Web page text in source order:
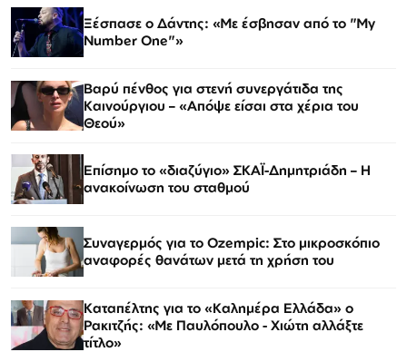
Ξέσπασε ο Δάντης: «Με έσβησαν από το "My
Number One"»
Βαρύ πένθος για στενή συνεργάτιδα της
Καινούργιου – «Απόψε είσαι στα χέρια του
Θεού»
Επίσημο το «διαζύγιο» ΣΚΑΪ-Δημητριάδη – Η
ανακοίνωση του σταθμού
Συναγερμός για το Ozempic: Στο μικροσκόπιο
αναφορές θανάτων μετά τη χρήση του
Καταπέλτης για το «Καλημέρα Ελλάδα» ο
Ρακιτζής: «Με Παυλόπουλο - Χιώτη αλλάξτε
τίτλο»